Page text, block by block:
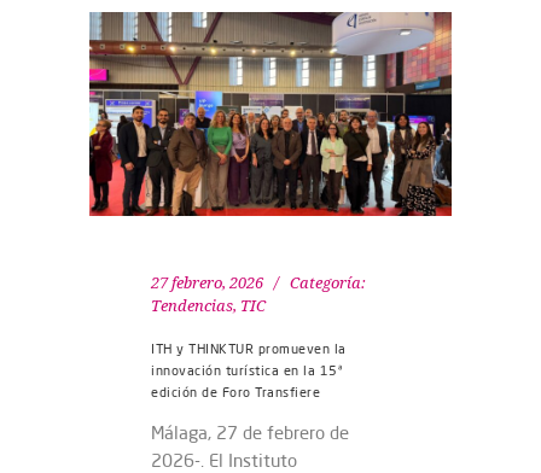
27 febrero, 2026
Categoría:
Tendencias, TIC
ITH y THINKTUR promueven la
innovación turística en la 15ª
edición de Foro Transfiere
Málaga, 27 de febrero de
2026-. El Instituto